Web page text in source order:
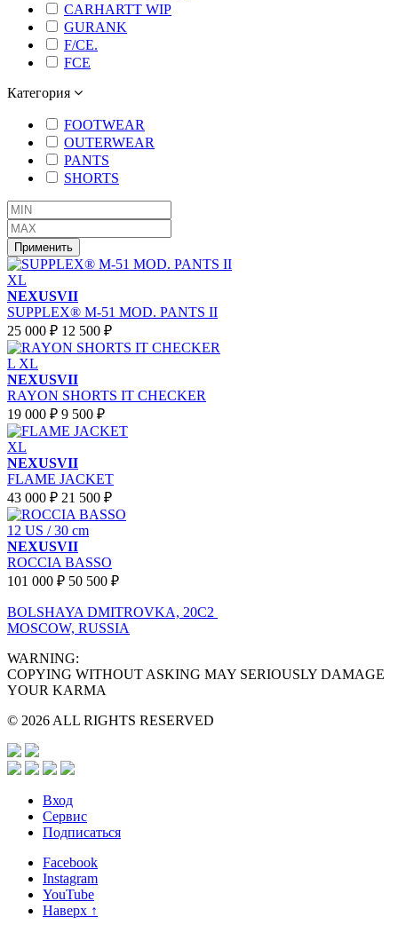
CARHARTT WIP
GURANK
F/CE.
FCE
Категория
FOOTWEAR
OUTERWEAR
PANTS
SHORTS
Применить
XL
NEXUSVII
SUPPLEX® M-51 MOD. PANTS II
25 000 ₽ 12 500 ₽
L XL
NEXUSVII
RAYON SHORTS IT CHECKER
19 000 ₽ 9 500 ₽
XL
NEXUSVII
FLAME JACKET
43 000 ₽ 21 500 ₽
12 US / 30 cm
NEXUSVII
ROCCIA BASSO
101 000 ₽ 50 500 ₽
BOLSHAYA DMITROVKA, 20C2
MOSCOW, RUSSIA
WARNING:
COPYING WITHOUT ASKING MAY SERIOUSLY DAMAGE
YOUR KARMA
© 2026 ALL RIGHTS RESERVED
Вход
Сервис
Подписаться
Facebook
Instagram
YouTube
Наверх ↑